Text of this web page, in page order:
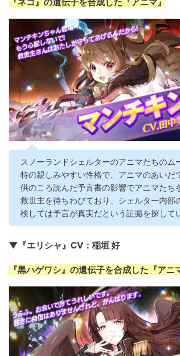
スノーランドシェルターのアニマたちのム
特の親しみやすい性格で、アニマのあいだ
供のころ読んだ予言書の影響でアニマたち
救世主を待ちわびており、シェルター内部
検しては予言が真実だという証拠を探して
▼『エリシャ』CV：稲垣 好
『黒ハゲワシ』の遺伝子を合成した『アニ